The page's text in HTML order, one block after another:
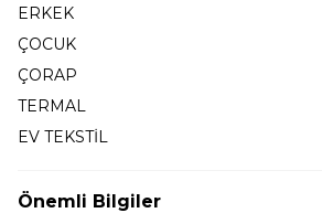
ERKEK
ÇOCUK
ÇORAP
TERMAL
EV TEKSTİL
Önemli Bilgiler